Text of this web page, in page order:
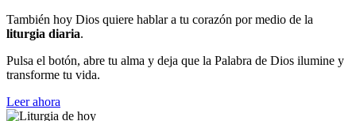
También hoy Dios quiere hablar a tu corazón por medio de la
liturgia diaria.
Pulsa el botón, abre tu alma y deja que la Palabra de Dios ilumine y
transforme tu vida.
Leer ahora